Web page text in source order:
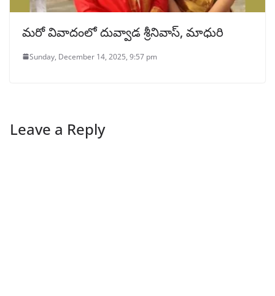
మరో వివాదంలో దువ్వాడ శ్రీనివాస్, మాధురి
Sunday, December 14, 2025, 9:57 pm
Leave a Reply